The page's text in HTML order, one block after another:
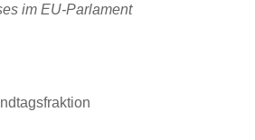
im EU-Parlament